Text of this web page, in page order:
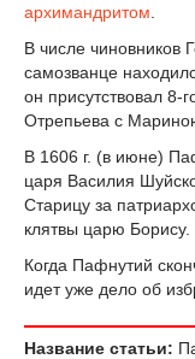
архимандритом.
В числе чиновников
самозванце
он присутствовал 8-
Отрепьева с
В 1606 г. (в июне)
царя Василия
Старицу за
клятвы царю Борису.
Когда Пафнутий
идет уже дело об
Название статьи: